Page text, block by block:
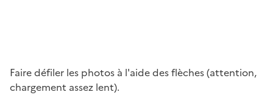
Faire défiler les photos à l'aide des flèches (attention,
chargement assez lent).